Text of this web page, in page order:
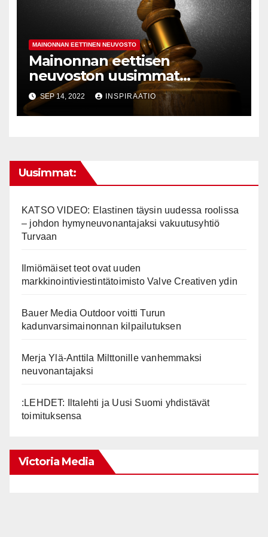
MAINONNAN EETTINEN NEUVOSTO
Mainonnan eettisen
neuvoston uusimmat
lausunnot 6/2022
SEP 14, 2022 INSPIRAATIO
Uusimmat:
KATSO VIDEO: Elastinen täysin uudessa roolissa
– johdon hymyneuvonantajaksi vakuutusyhtiö
Turvaan
Ilmiömäiset teot ovat uuden
markkinointiviestintätoimisto Valve Creativen ydin
Bauer Media Outdoor voitti Turun
kadunvarsimainonnan kilpailutuksen
Merja Ylä-Anttila Milttonille vanhemmaksi
neuvonantajaksi
:LEHDET: Iltalehti ja Uusi Suomi yhdistävät
toimituksensa
Victoria Media